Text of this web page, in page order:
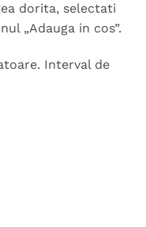
dorita, selectati
„Adauga in cos”.
Interval de